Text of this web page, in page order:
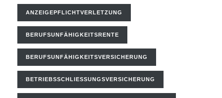
ANZEIGEPFLICHTVERLETZUNG
BERUFSUNFÄHIGKEITSRENTE
BERUFSUNFÄHIGKEITSVERSICHERUNG
BETRIEBSSCHLIESSUNGSVERSICHERUNG